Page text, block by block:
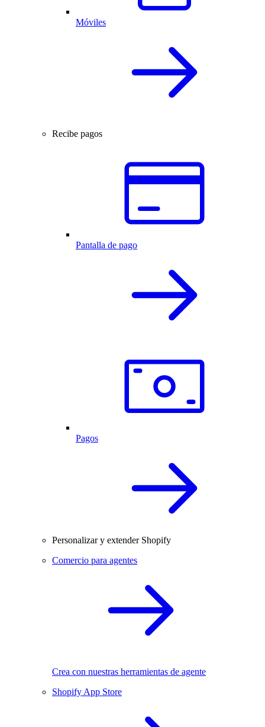
Móviles
Recibe pagos
Pantalla de pago
Pagos
Personalizar y extender Shopify
Comercio para agentes
Crea con nuestras herramientas de agente
Shopify App Store